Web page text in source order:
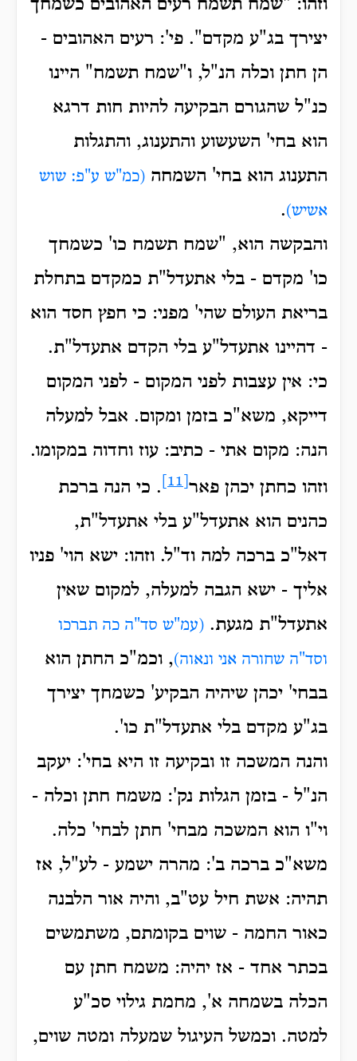
וזהו: "שמח תשמח רעים האהובים כשמחך
יצירך בג"ע מקדם". פי': רעים האהובים -
הן חתן וכלה הנ"ל, ו"שמח תשמח" היינו
כנ"ל שהגורם הבקיעה להיות חות דרגא
הוא בחי' השעשוע והתענוג, והתגלות
התענוג הוא בחי' השמחה (כמ"ש ע"פ: שוש
אשיש).
והבקשה הוא, "שמח תשמח כו' כשמחך
כו' מקדם - בלי אתעדל"ת כמקדם בתחלת
בריאת העולם שהי' מפני: כי חפץ חסד הוא
- דהיינו אתעדל"ע בלי הקדם אתעדל"ת.
כי: אין עצבות לפני המקום - לפני המקום
דייקא, משא"כ בזמן ומקום. אבל למעלה
הנה: מקום אתי - כתיב: עוז וחדוה במקומו.
וזהו כחתן יכהן פאר
. כי הנה ברכת
כהנים הוא אתעדל"ע בלי אתעדל"ת,
דאל"כ ברכה למה וד"ל. וזהו: ישא הוי' פניו
אליך - ישא הגבה למעלה, למקום שאין
אתעדל"ת מגעת. (עמ"ש סד"ה כה תברכו
וסד"ה שחורה אני ונאוה), וכמ"כ החתן הוא
בבחי' יכהן שיהיה הבקיע' כשמחך יצירך
בג"ע מקדם בלי אתעדל"ת כו'.
והנה המשכה זו ובקיעה זו היא בחי': יעקב
הנ"ל - בזמן הגלות נק': משמח חתן וכלה -
וי"ו הוא המשכה מבחי' חתן לבחי' כלה.
משא"כ ברכה ב': מהרה ישמע - לע"ל, אז
תהיה: אשת חיל עט"ב, והיה אור הלבנה
כאור החמה - שוים בקומתם, משתמשים
בכתר אחד - אז יהיה: משמח חתן עם
הכלה בשמחה א', מחמת גילוי סכ"ע
למטה. וכמשל העיגול שמעלה ומטה שוים,